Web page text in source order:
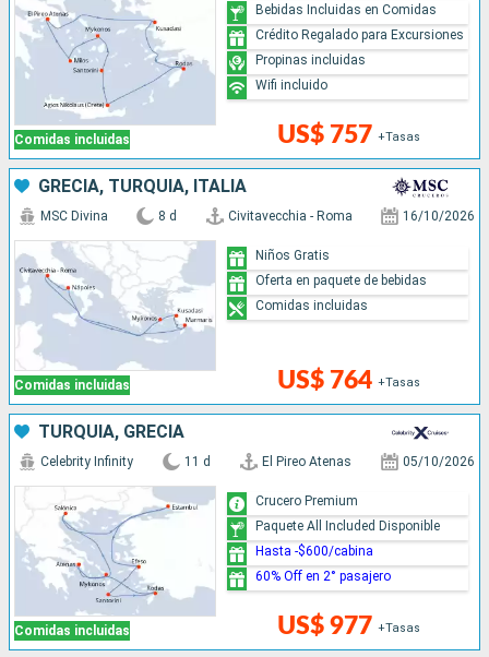
Comidas incluidas US$ 757 +Tasas
Bebidas Incluidas en Comidas
Crédito Regalado para Excursiones
Propinas incluidas
Wifi incluido
GRECIA, TURQUÍA, ITALIA
Comidas incluidas
MSC Divina 8 d Civitavecchia - Roma 16/10/2026
US$ 764 +Tasas
Niños Gratis
Oferta en paquete de bebidas
Comidas incluidas
TURQUÍA, GRECIA
Comidas incluidas
Celebrity Infinity 11 d El Pireo Atenas 05/10/2026
US$ 977 +Tasas
Crucero Premium
Paquete All Included Disponible
Hasta -$600/cabina
60% Off en 2° pasajero